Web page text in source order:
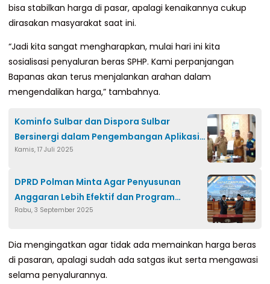
bisa stabilkan harga di pasar, apalagi kenaikannya cukup
dirasakan masyarakat saat ini.
“Jadi kita sangat mengharapkan, mulai hari ini kita
sosialisasi penyaluran beras SPHP. Kami perpanjangan
Bapanas akan terus menjalankan arahan dalam
mengendalikan harga,” tambahnya.
Kominfo Sulbar dan Dispora Sulbar
Bersinergi dalam Pengembangan Aplikasi
SIPEMUDA
Kamis, 17 Juli 2025
DPRD Polman Minta Agar Penyusunan
Anggaran Lebih Efektif dan Program
Berdampak Kemasyarakat
Rabu, 3 September 2025
Dia mengingatkan agar tidak ada memainkan harga beras
di pasaran, apalagi sudah ada satgas ikut serta mengawasi
selama penyalurannya.